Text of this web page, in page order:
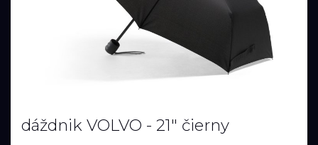
dáždnik VOLVO - 21" čierny